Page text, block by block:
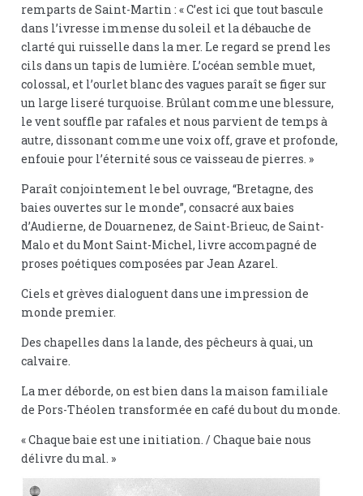
remparts de Saint-Martin : « C’est ici que tout bascule
dans l’ivresse immense du soleil et la débauche de
clarté qui ruisselle dans la mer. Le regard se prend les
cils dans un tapis de lumière. L’océan semble muet,
colossal, et l’ourlet blanc des vagues paraît se figer sur
un large liseré turquoise. Brûlant comme une blessure,
le vent souffle par rafales et nous parvient de temps à
autre, dissonant comme une voix off, grave et profonde,
enfouie pour l’éternité sous ce vaisseau de pierres. »
Paraît conjointement le bel ouvrage, “Bretagne, des
baies ouvertes sur le monde”, consacré aux baies
d’Audierne, de Douarnenez, de Saint-Brieuc, de Saint-
Malo et du Mont Saint-Michel, livre accompagné de
proses poétiques composées par Jean Azarel.
Ciels et grèves dialoguent dans une impression de
monde premier.
Des chapelles dans la lande, des pêcheurs à quai, un
calvaire.
La mer déborde, on est bien dans la maison familiale
de Pors-Théolen transformée en café du bout du monde.
« Chaque baie est une initiation. / Chaque baie nous
délivre du mal. »